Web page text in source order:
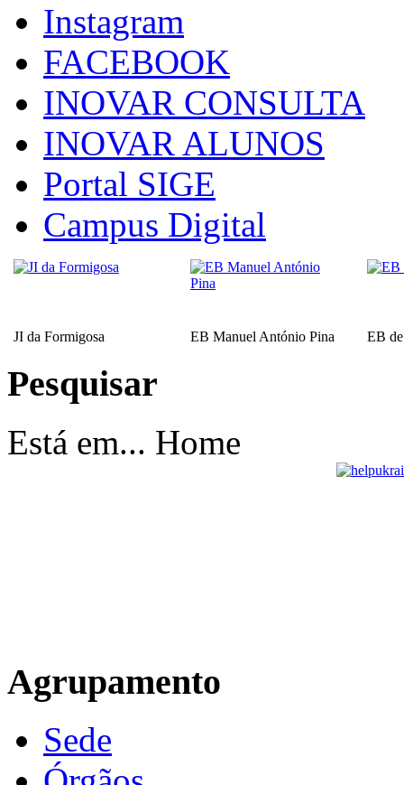
Instagram
FACEBOOK
INOVAR CONSULTA
INOVAR ALUNOS
Portal SIGE
Campus Digital
JI da Formigosa EB Manuel António Pina EB
EB Escultor Antº
Pesquisar
Está em... Home
Agrupamento
Sede